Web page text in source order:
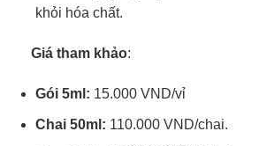
khỏi hóa chất.
Giá tham khảo:
Gói 5ml: 15.000 VND/vỉ
Chai 50ml: 110.000 VND/chai.